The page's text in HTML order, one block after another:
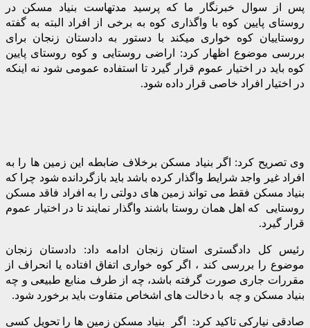
پس از سوال خبرنگار ما که پرسید مدتهاست بنیاد مسکن در
روستای پایین کوه با واگذاری کوه به برخی از افراد البته به گفته
روستاییان کوه خواری میکند با دستور به دادستان زنجان برای
بررسی موضوع اظهار کرد: اراضی روستایی و کوه روستای پایین
کوه باید در اختیار عموم قرار گیرد تا استفاده عمومی شود نه اینکه
در اختیار افراد خاصی قرار داده شود.
وی تصریح کرد: اگر بنیاد مسکن برخلاف ضابطه این زمین ها را به
افراد غیر واجد شرایط واگذار کرده باشد باید بازگردانده شود چرا که
بنیاد مسکن فقط می تواند زمین های دولتی را به افراد فاقد مسکن
روستایی که اهل همان روستا باشند واگذار نمایند تا در اختیار عموم
قرار گیرد.
رئیس کل دادگستری استان زنجان ادامه داد: دادستان زنجان
موضوع را بررسی کند ، اگر کوه خواری اتفاق افتاده یا انحراف از
مقررات جاری صورت گرفته باشد، چه از طرف منابع طبیعی و چه
بنیاد مسکن و چه با دخالت های اشخاص متفاوت باید برخورد شود.
صادقی نیارکی تاکید کرد: اگر بنیاد مسکن زمین ها را تحویل کسی